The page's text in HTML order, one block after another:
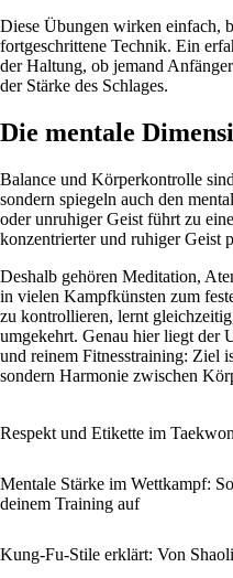
Diese Übungen wirken einfach,
fortgeschrittene Technik. Ein
der Haltung, ob jemand
der Stärke des Schlages.
Die mentale
Balance und Körperkontrolle
sondern spiegeln auch den
oder unruhiger Geist führt zu
konzentrierter und ruhiger Geist
Deshalb gehören Meditation,
in vielen Kampfkünsten zum
zu kontrollieren, lernt
umgekehrt. Genau hier liegt der
und reinem Fitnesstraining: Ziel
sondern Harmonie zwischen
Respekt und Etikette im
Mentale Stärke im Wettkampf:
deinem Training auf
Kung-Fu-Stile erklärt: Von